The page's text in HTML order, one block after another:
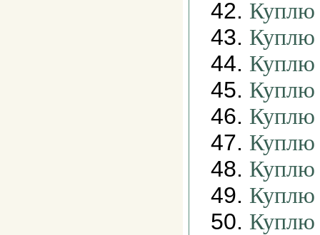
42. Куплю
43. Куплю
44. Куплю
45. Куплю
46. Куплю
47. Куплю
48. Куплю
49. Куплю
50. Куплю